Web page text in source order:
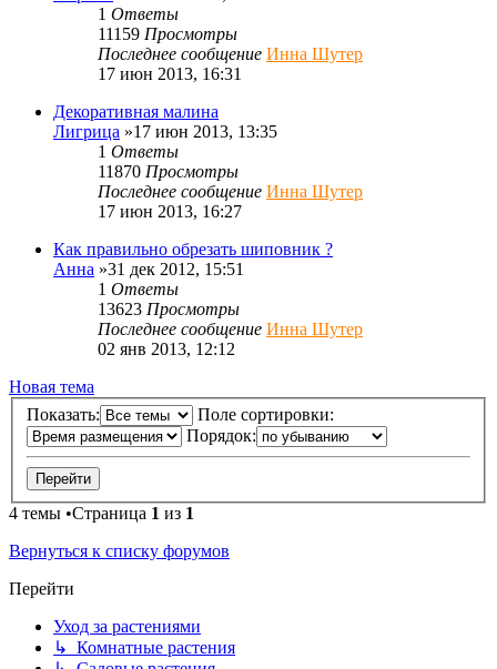
1 Ответы
11159 Просмотры
Последнее сообщение Инна Шутер
17 июн 2013, 16:31
Декоративная малина
Лигрица »17 июн 2013, 13:35
1 Ответы
11870 Просмотры
Последнее сообщение Инна Шутер
17 июн 2013, 16:27
Как правильно обрезать шиповник ?
Анна »31 дек 2012, 15:51
1 Ответы
13623 Просмотры
Последнее сообщение Инна Шутер
02 янв 2013, 12:12
Новая тема
Показать:
Поле сортировки:
Порядок:
4 темы •Страница 1 из 1
Вернуться к списку форумов
Перейти
Уход за растениями
↳ Комнатные растения